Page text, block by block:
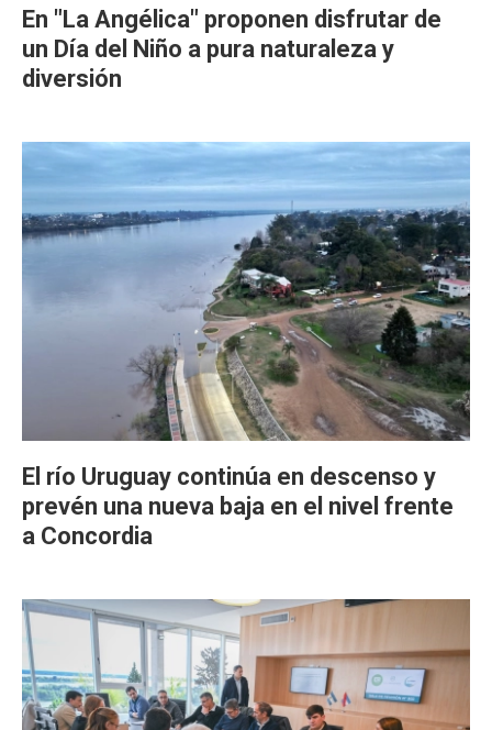
En "La Angélica" proponen disfrutar de
un Día del Niño a pura naturaleza y
diversión
El río Uruguay continúa en descenso y
prevén una nueva baja en el nivel frente
a Concordia